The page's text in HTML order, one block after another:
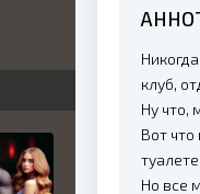
клуб,
Ну что,
Вот
Но все